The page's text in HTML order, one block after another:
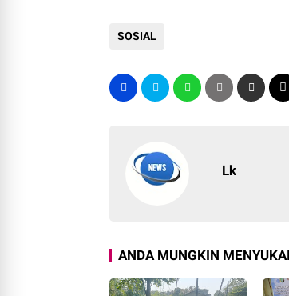
SOSIAL
Lk
ANDA MUNGKIN